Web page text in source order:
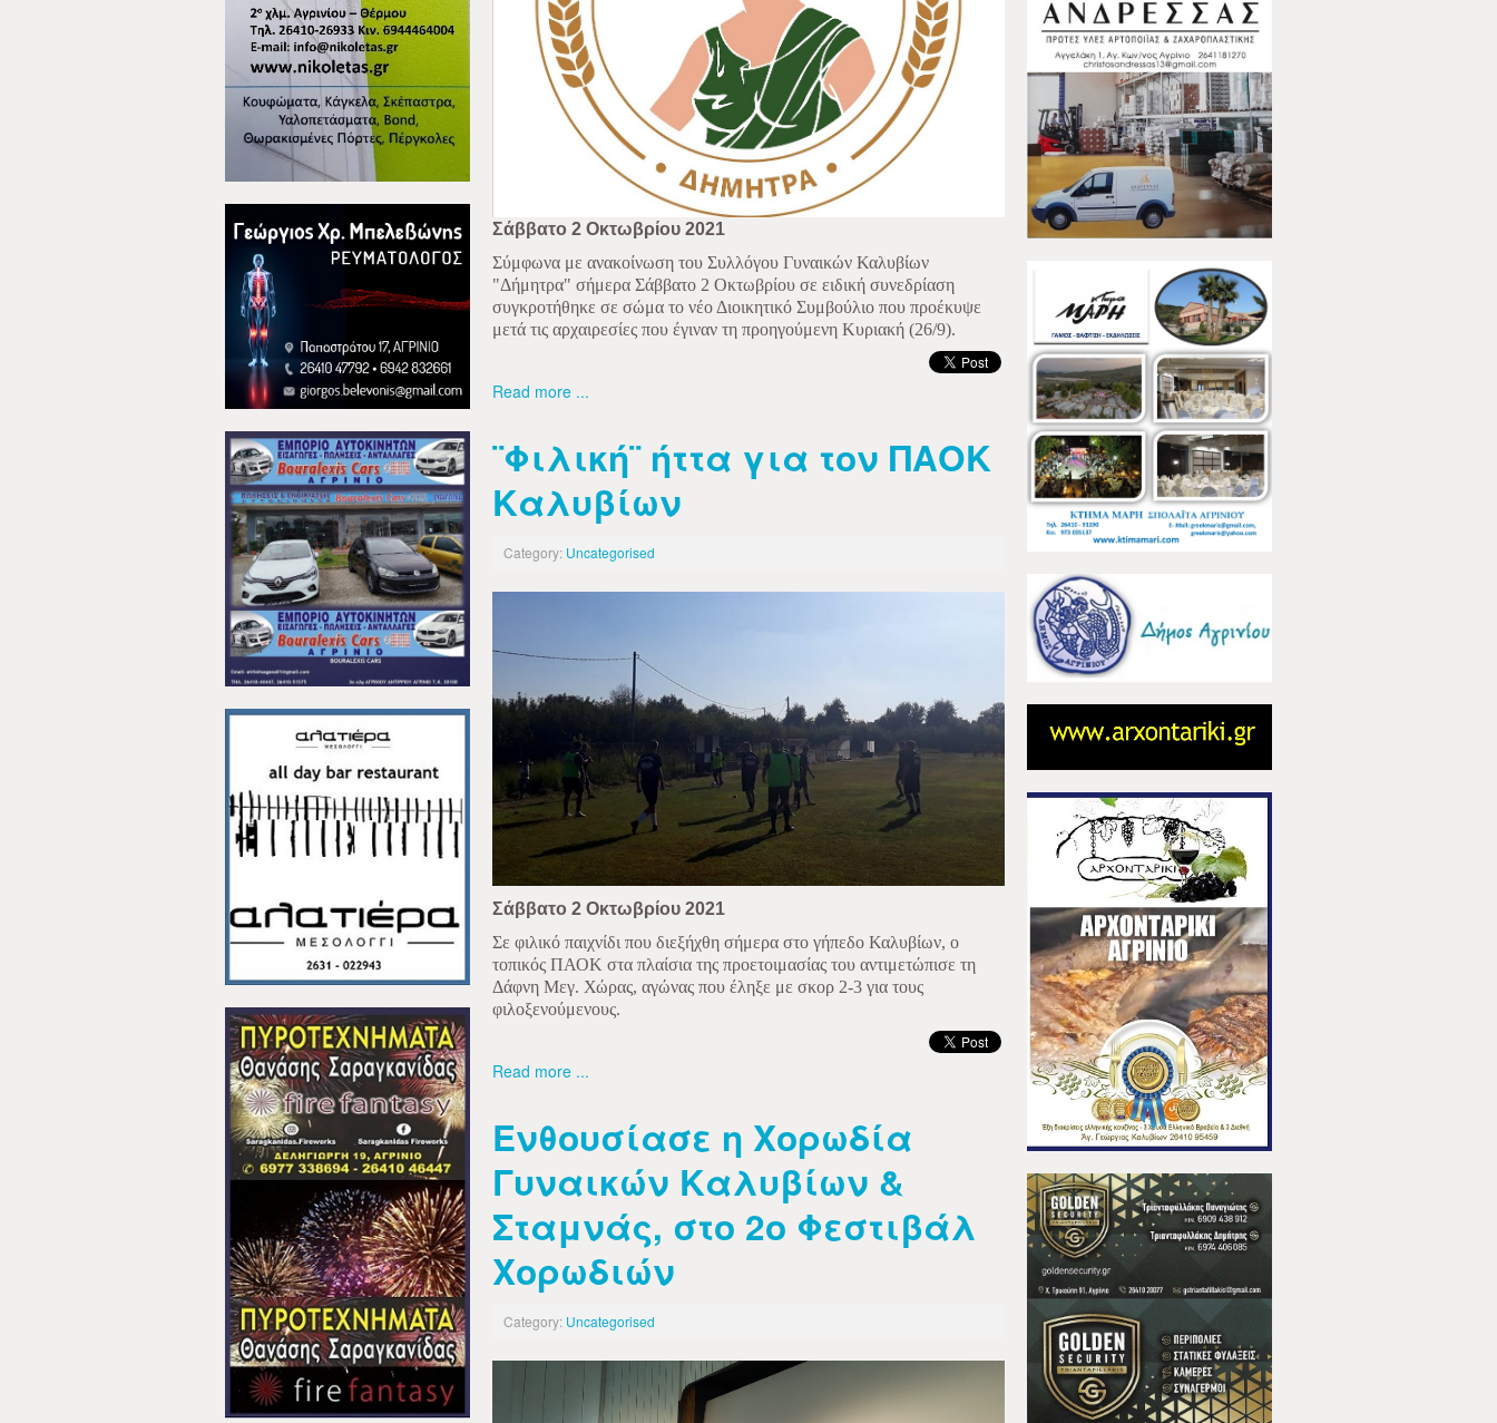
Σάββατο 2 Οκτωβρίου 2021
Σύμφωνα με ανακοίνωση του Συλλόγου Γυναικών Καλυβίων
"Δήμητρα" σήμερα Σάββατο 2 Οκτωβρίου σε ειδική συνεδρίαση
συγκροτήθηκε σε σώμα το νέο Διοικητικό Συμβούλιο που προέκυψε
μετά τις αρχαιρεσίες που έγιναν τη προηγούμενη Κυριακή (26/9).
Read more ...
¨Φιλική¨ ήττα για τον ΠΑΟΚ
Καλυβίων
Category: Uncategorised
Σάββατο 2 Οκτωβρίου 2021
Σε φιλικό παιχνίδι που διεξήχθη σήμερα στο γήπεδο Καλυβίων, ο
τοπικός ΠΑΟΚ στα πλαίσια της προετοιμασίας του αντιμετώπισε τη
Δάφνη Μεγ. Χώρας, αγώνας που έληξε με σκορ 2-3 για τους
φιλοξενούμενους.
Read more ...
Ενθουσίασε η Χορωδία
Γυναικών Καλυβίων &
Σταμνάς, στο 2ο Φεστιβάλ
Χορωδιών
Category: Uncategorised